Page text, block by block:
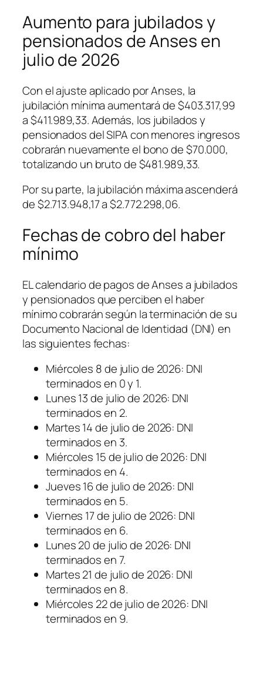
Aumento para jubilados y
pensionados de Anses en
julio de 2026
Con el ajuste aplicado por Anses, la
jubilación mínima aumentará de $403.317,99
a $411.989,33. Además, los jubilados y
pensionados del SIPA con menores ingresos
cobrarán nuevamente el bono de $70.000,
totalizando un bruto de $481.989,33.
Por su parte, la jubilación máxima ascenderá
de $2.713.948,17 a $2.772.298,06.
Fechas de cobro del haber
mínimo
EL calendario de pagos de Anses a jubilados
y pensionados que perciben el haber
mínimo cobrarán según la terminación de su
Documento Nacional de Identidad (DNI) en
las siguientes fechas:
Miércoles 8 de julio de 2026: DNI
terminados en 0 y 1.
Lunes 13 de julio de 2026: DNI
terminados en 2.
Martes 14 de julio de 2026: DNI
terminados en 3.
Miércoles 15 de julio de 2026: DNI
terminados en 4.
Jueves 16 de julio de 2026: DNI
terminados en 5.
Viernes 17 de julio de 2026: DNI
terminados en 6.
Lunes 20 de julio de 2026: DNI
terminados en 7.
Martes 21 de julio de 2026: DNI
terminados en 8.
Miércoles 22 de julio de 2026: DNI
terminados en 9.